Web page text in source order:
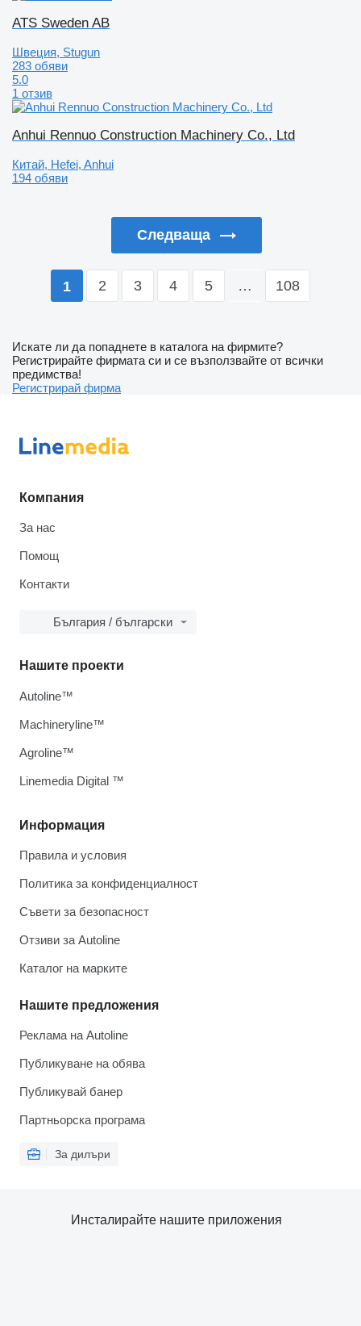
ATS Sweden AB
Швеция, Stugun
283 обяви
5.0
1 отзив
Anhui Rennuo Construction Machinery Co., Ltd
Китай, Hefei, Anhui
194 обяви
Следваща
1 2 3 4 5 … 108
Искате ли да попаднете в каталога на фирмите?
Регистрирайте фирмата си и се възползвайте от всички
предимства!
Регистрирай фирма
Компания
За нас
Помощ
Контакти
България / български
Информация
Правила и условия
Политика за конфиденциалност
Съвети за безопасност
Отзиви за Autoline
Каталог на марките
Нашите предложения
Реклама на Autoline
Публикуване на обява
Публикувай банер
Партньорска програма
За дилъри
Нашите проекти
Autoline™
Machineryline™
Agroline™
Linemedia Digital ™
Инсталирайте нашите приложения